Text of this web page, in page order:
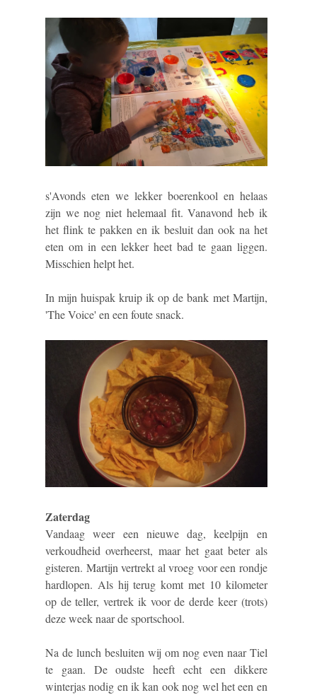
s'Avonds eten we lekker boerenkool en helaas
zijn we nog niet helemaal fit. Vanavond heb ik
het flink te pakken en ik besluit dan ook na het
eten om in een lekker heet bad te gaan liggen.
Misschien helpt het.
In mijn huispak kruip ik op de bank met Martijn,
'The Voice' en een foute snack.
Zaterdag
Vandaag weer een nieuwe dag, keelpijn en
verkoudheid overheerst, maar het gaat beter als
gisteren. Martijn vertrekt al vroeg voor een rondje
hardlopen. Als hij terug komt met 10 kilometer
op de teller, vertrek ik voor de derde keer (trots)
deze week naar de sportschool.
Na de lunch besluiten wij om nog even naar Tiel
te gaan. De oudste heeft echt een dikkere
winterjas nodig en ik kan ook nog wel het een en